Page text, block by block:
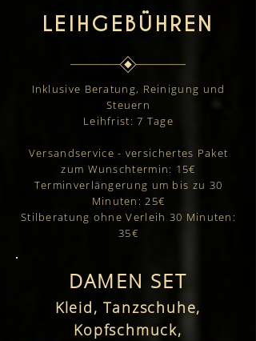
LEIHGEBÜHREN
Inklusive Beratung, Reinigung und
Steuern
Leihfrist: 7 Tage
Versandservice - versichertes Paket
zum Wunschtermin: 15€
Terminverlängerung um bis zu 30
Minuten: 25€
Stilberatung ohne Verleih 30 Minuten:
35€
DAMEN SET
Kleid, Tanzschuhe,
Kopfschmuck,